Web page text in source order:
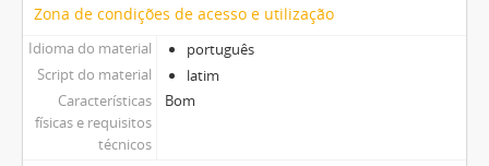
Zona de condições de acesso e utilização
Idioma do material
português
Script do material
latim
Características
físicas e requisitos
técnicos
Bom